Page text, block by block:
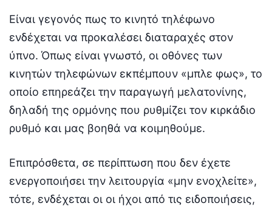
Είναι γεγονός πως το κινητό τηλέφωνο
ενδέχεται να προκαλέσει διαταραχές στον
ύπνο. Όπως είναι γνωστό, οι οθόνες των
κινητών τηλεφώνων εκπέμπουν «μπλε φως», το
οποίο επηρεάζει την παραγωγή μελατονίνης,
δηλαδή της ορμόνης που ρυθμίζει τον κιρκάδιο
ρυθμό και μας βοηθά να κοιμηθούμε.
Επιπρόσθετα, σε περίπτωση που δεν έχετε
ενεργοποιήσει την λειτουργία «μην ενοχλείτε»,
τότε, ενδέχεται οι οι ήχοι από τις ειδοποιήσεις,